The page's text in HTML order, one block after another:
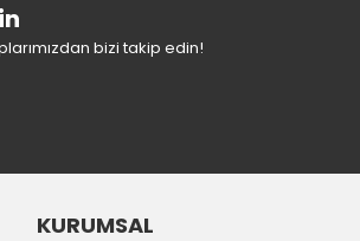
bizi takip edin!
KURUMSAL